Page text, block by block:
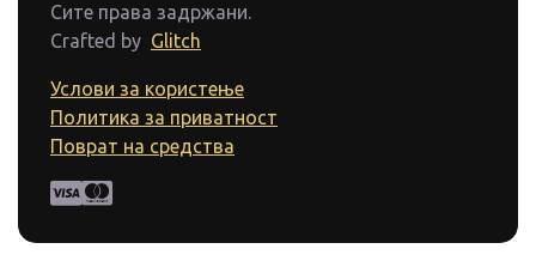
Сите права задржани.
Crafted by Glitch
Услови за користење
Политика за приватност
Поврат на средства